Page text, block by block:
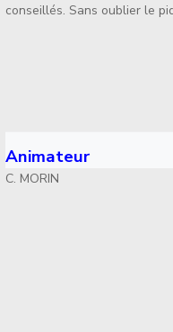
conseillés. Sans oublier le
Animateur
C. MORIN